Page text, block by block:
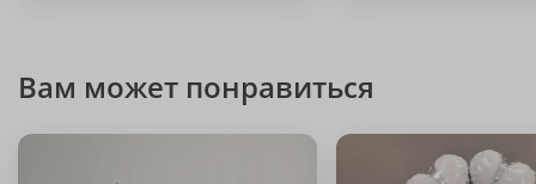
Вам может понравиться